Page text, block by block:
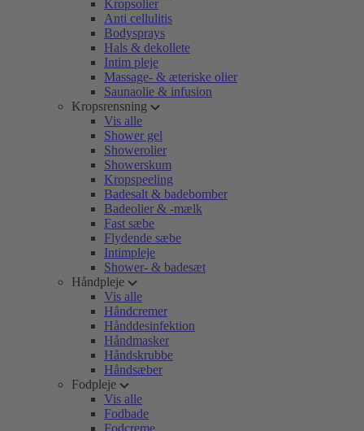
Kropsolier
Anti cellulitis
Bodysprays
Hals & dekollete
Intim pleje
Massage- & æteriske olier
Saunaolie & infusion
Kropsrensning
Vis alle
Shower gel
Showerolier
Showerskum
Kropspeeling
Badesalt & badebomber
Badeolier & -mælk
Fast sæbe
Flydende sæbe
Intimpleje
Shower- & badesæt
Håndpleje
Vis alle
Håndcremer
Hånddesinfektion
Håndmasker
Håndskrubbe
Håndsæber
Fodpleje
Vis alle
Fodbade
Fodcreme